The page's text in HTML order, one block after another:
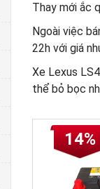
Thay mới ắc
Ngoài việc
22h với giá
Xe Lexus
thể bỏ bọc
14%